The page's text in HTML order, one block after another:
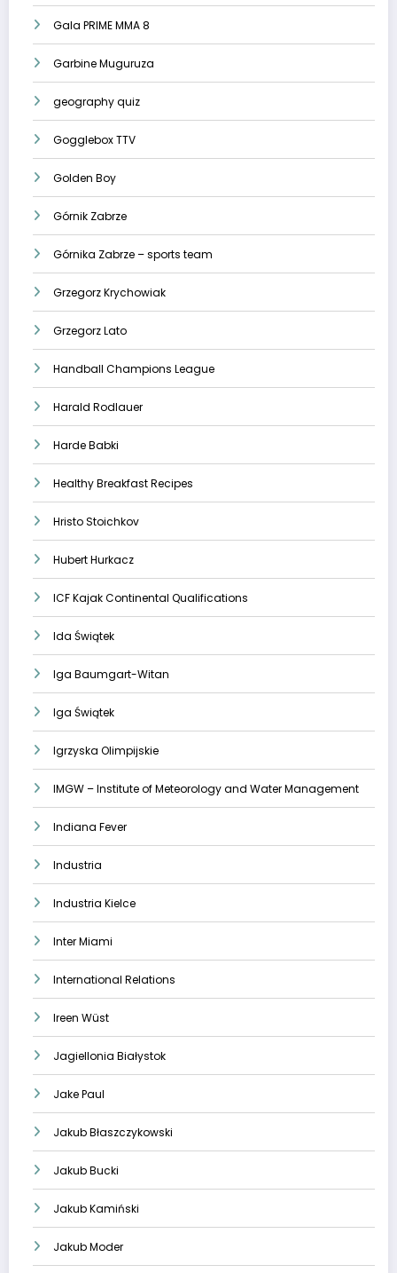
Gala PRIME MMA 8
Garbine Muguruza
geography quiz
Gogglebox TTV
Golden Boy
Górnik Zabrze
Górnika Zabrze – sports team
Grzegorz Krychowiak
Grzegorz Lato
Handball Champions League
Harald Rodlauer
Harde Babki
Healthy Breakfast Recipes
Hristo Stoichkov
Hubert Hurkacz
ICF Kajak Continental Qualifications
Ida Świątek
Iga Baumgart-Witan
Iga Świątek
Igrzyska Olimpijskie
IMGW – Institute of Meteorology and Water Management
Indiana Fever
Industria
Industria Kielce
Inter Miami
International Relations
Ireen Wüst
Jagiellonia Białystok
Jake Paul
Jakub Błaszczykowski
Jakub Bucki
Jakub Kamiński
Jakub Moder